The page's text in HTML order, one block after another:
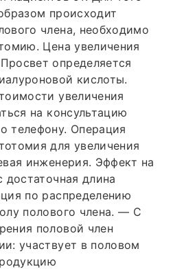
происходит
члена, необходимо
Цена увеличения
определяется
кислоты.
увеличения
на консультацию
телефону. Операция
для увеличения
инженерия. Эффект на
длина
по распределению
полового члена. — С
половой член
участвует в половом